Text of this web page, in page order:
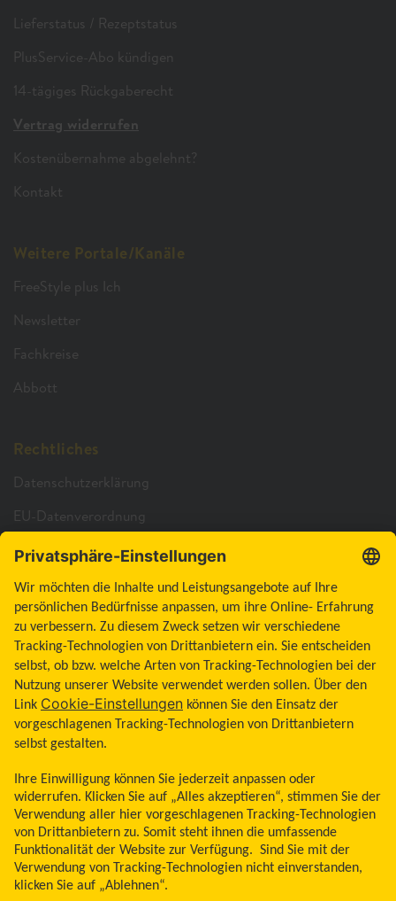
Lieferstatus / Rezeptstatus
PlusService-Abo kündigen
14-tägiges Rückgaberecht
Vertrag widerrufen
Kostenübernahme abgelehnt?
Kontakt
Weitere Portale/Kanäle
FreeStyle plus Ich
Newsletter
Fachkreise
Abbott
Rechtliches
Datenschutzerklärung
EU-Datenverordnung
Cookie-Richtlinie
Cookie-Einstellungen
Barrierefreiheitserklärung
Allgemeine Geschäftsbedingungen
Impressum
Land ändern
Libre, das Schmetterlingslogo, die Form und das Erscheinungsbild des Sensors,
die Farbe Gelb sowie sämtliche damit zusammenhängende Marken und/oder
Designs sind das geistige Eigentum der Abbott Unternehmensgruppe in